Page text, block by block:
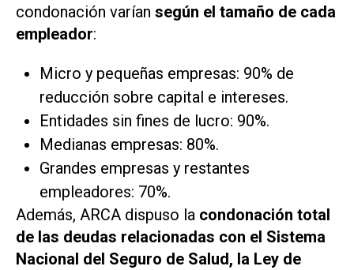
condonación varían según el tamaño de cada
empleador:
Micro y pequeñas empresas: 90% de
reducción sobre capital e intereses.
Entidades sin fines de lucro: 90%.
Medianas empresas: 80%.
Grandes empresas y restantes
empleadores: 70%.
Además, ARCA dispuso la condonación total
de las deudas relacionadas con el Sistema
Nacional del Seguro de Salud, la Ley de